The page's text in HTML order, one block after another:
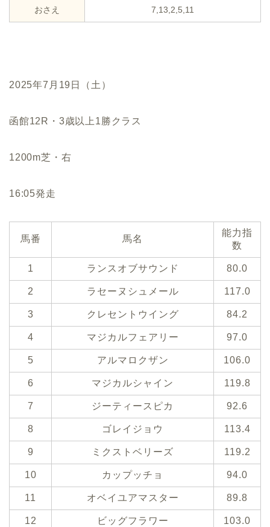
おさえ 7,13,2,5,11
2025年7月19日（土）
函館12R・3歳以上1勝クラス
1200m芝・右
16:05発走
馬番 馬名
能力指
数
1 ランスオブサウンド 80.0
2 ラセーヌシュメール 117.0
3 クレセントウイング 84.2
4 マジカルフェアリー 97.0
5 アルマロクザン 106.0
6 マジカルシャイン 119.8
7 ジーティースピカ 92.6
8 ゴレイジョウ 113.4
9 ミクストベリーズ 119.2
10 カップッチョ 94.0
11 オベイユアマスター 89.8
12 ビッグフラワー 103.0